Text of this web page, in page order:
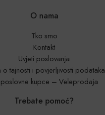
O nama
Tko smo
Kontakt
Uvjeti poslovanja
o tajnosti i povjerljivosti podataka
kupce – Veleprodaja
Trebate pomoć?